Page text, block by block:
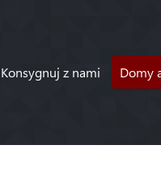
Konsygnuj z nami Domy